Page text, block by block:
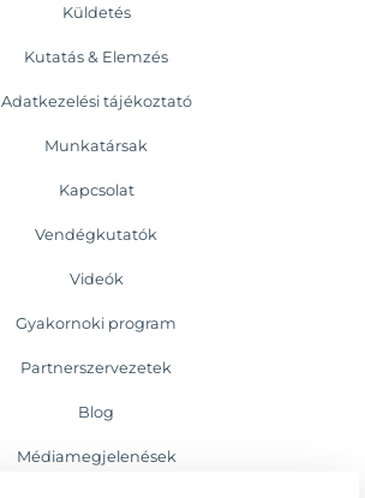
Küldetés
Kutatás & Elemzés
Adatkezelési tájékoztató
Munkatársak
Kapcsolat
Vendégkutatók
Videók
Gyakornoki program
Partnerszervezetek
Blog
Médiamegjelenések